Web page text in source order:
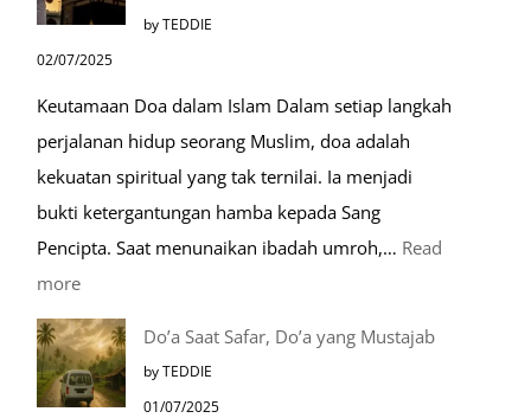
Paket
Umroh
Dengan
Kereta
Cepat
by TEDDIE
02/07/2025
Keutamaan Doa dalam Islam Dalam setiap langkah
perjalanan hidup seorang Muslim, doa adalah
kekuatan spiritual yang tak ternilai. Ia menjadi
bukti ketergantungan hamba kepada Sang
Pencipta. Saat menunaikan ibadah umroh,… Read
more:
Tempat-
Tempat
Mustajab
Do’a Saat Safar, Do’a yang Mustajab
by TEDDIE
01/07/2025